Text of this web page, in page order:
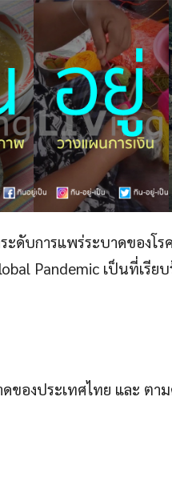
ะดับการแพร่ระบาดของโ
Pandemic เป็นที่เรีย
ของประเทศไทย และ ตา